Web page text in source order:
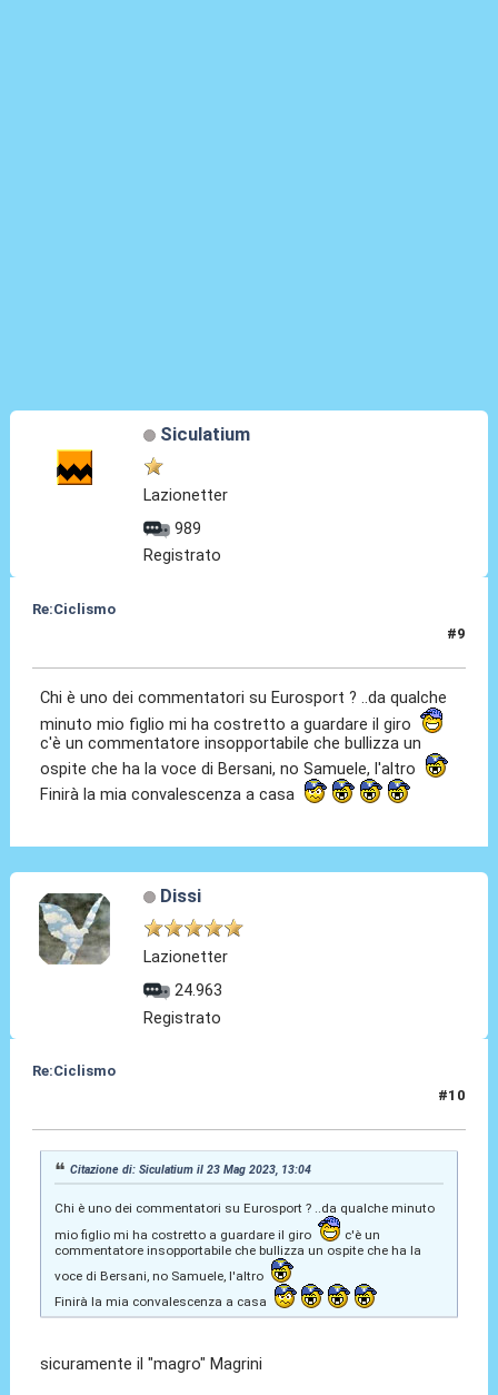
Siculatium
Lazionetter
989
Registrato
Re:Ciclismo
#9
Chi è uno dei commentatori su Eurosport ? ..da qualche
minuto mio figlio mi ha costretto a guardare il giro
c'è un commentatore insopportabile che bullizza un
ospite che ha la voce di Bersani, no Samuele, l'altro
Finirà la mia convalescenza a casa
Dissi
Lazionetter
24.963
Registrato
Re:Ciclismo
#10
Citazione di: Siculatium il 23 Mag 2023, 13:04
Chi è uno dei commentatori su Eurosport ? ..da qualche minuto
mio figlio mi ha costretto a guardare il giro
c'è un
commentatore insopportabile che bullizza un ospite che ha la
voce di Bersani, no Samuele, l'altro
Finirà la mia convalescenza a casa
sicuramente il "magro" Magrini